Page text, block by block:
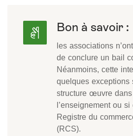
Bon à savoir :
les associations
de conclure un bail
Néanmoins, cette
quelques exceptions
structure œuvre
l’enseignement ou
Registre du
(RCS).